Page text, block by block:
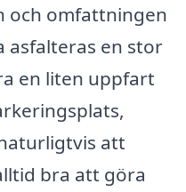
och omfattningen
asfalteras en stor
en liten uppfart
att
bra att göra